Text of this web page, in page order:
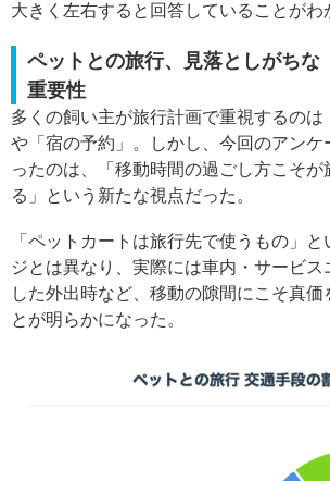
大きく左右すると回答していることがわ
ペットとの旅行、見落としがちな
重要性
多くの飼い主が旅行計画で重視するのは
や「宿の予約」。しかし、今回のアンケ
ったのは、「移動時間の過ごし方こそが
る」という新たな視点だった。
「ペットカートは旅行先で使うもの」
ジとは異なり、実際には車内・サービス
した外出時など、移動の隙間にこそ真価
とが明らかになった。